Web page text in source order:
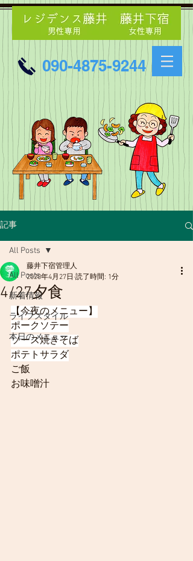
090-4875-9244
記事
All Posts
新着情報
ライフスタイル
本日のメニュー
All Posts
4/27夕食
藤井下宿管理人
2020年4月27日 読了時間: 1分
【今夜のメニュー】
ポークソテー
ソース焼きそば
ポテトサラダ
ご飯
お味噌汁